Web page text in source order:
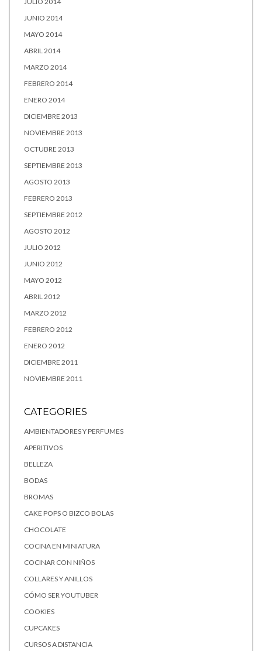
JUNIO 2014
MAYO 2014
ABRIL 2014
MARZO 2014
FEBRERO 2014
ENERO 2014
DICIEMBRE 2013
NOVIEMBRE 2013
OCTUBRE 2013
SEPTIEMBRE 2013
AGOSTO 2013
FEBRERO 2013
SEPTIEMBRE 2012
AGOSTO 2012
JULIO 2012
JUNIO 2012
MAYO 2012
ABRIL 2012
MARZO 2012
FEBRERO 2012
ENERO 2012
DICIEMBRE 2011
NOVIEMBRE 2011
CATEGORIES
AMBIENTADORES Y PERFUMES
APERITIVOS
BELLEZA
BODAS
BROMAS
CAKE POPS O BIZCO BOLAS
CHOCOLATE
COCINA EN MINIATURA
COCINAR CON NIÑOS
COLLARES Y ANILLOS
CÓMO SER YOUTUBER
COOKIES
CUPCAKES
CURSOS A DISTANCIA